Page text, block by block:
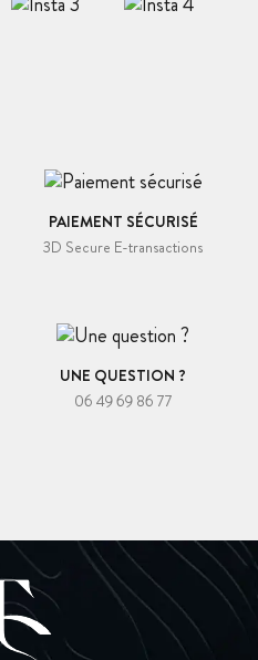
PAIEMENT SÉCURISÉ
3D Secure E-transactions
UNE QUESTION ?
06 49 69 86 77